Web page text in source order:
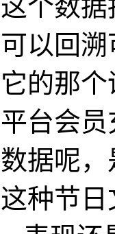
个数
以回
的那
台会
据呢
种节